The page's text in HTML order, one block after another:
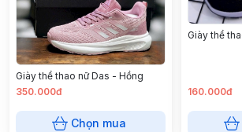
Giày thể thao nữ Das - Hồng
350.000đ
Chọn mua
Giày thể
160.000đ